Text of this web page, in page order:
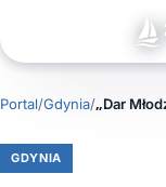
Portal/Gdynia/
GDYNIA